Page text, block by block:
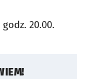
20.00.